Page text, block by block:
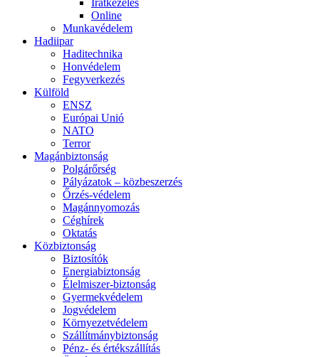
Iratkezelés
Online
Munkavédelem
Hadiipar
Haditechnika
Honvédelem
Fegyverkezés
Külföld
ENSZ
Európai Unió
NATO
Terror
Magánbiztonság
Polgárőrség
Pályázatok – közbeszerzés
Őrzés-védelem
Magánnyomozás
Céghírek
Oktatás
Közbiztonság
Biztosítók
Energiabiztonság
Élelmiszer-biztonság
Gyermekvédelem
Jogvédelem
Környezetvédelem
Szállítmánybiztonság
Pénz- és értékszállítás